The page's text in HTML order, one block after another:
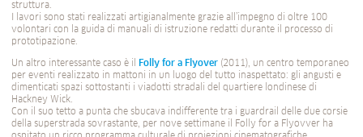
struttura.
I lavori sono stati realizzati artigianalmente grazie all’impegno di oltre 100
volontari con la guida di manuali di istruzione redatti durante il processo di
prototipazione.
Un altro interessante caso è il Folly for a Flyover (2011), un centro temporaneo
per eventi realizzato in mattoni in un luogo del tutto inaspettato: gli angusti e
dimenticati spazi sottostanti i viadotti stradali del quartiere londinese di
Hackney Wick.
Con il suo tetto a punta che sbucava indifferente tra i guardrail delle due corsie
della superstrada sovrastante, per nove settimane il Folly for a Flyovver ha